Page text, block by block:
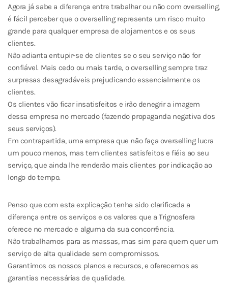
Agora já sabe a diferença entre trabalhar ou não com overselling,
é fácil perceber que o overselling representa um risco muito
grande para qualquer empresa de alojamentos e os seus
clientes.
Não adianta entupir-se de clientes se o seu serviço não for
confiável. Mais cedo ou mais tarde, o overselling sempre traz
surpresas desagradáveis prejudicando essencialmente os
clientes.
Os clientes vão ficar insatisfeitos e irão denegrir a imagem
dessa empresa no mercado (fazendo propaganda negativa dos
seus serviços).
Em contrapartida, uma empresa que não faça overselling lucra
um pouco menos, mas tem clientes satisfeitos e fiéis ao seu
serviço, que ainda lhe renderão mais clientes por indicação ao
longo do tempo.
Penso que com esta explicação tenha sido clarificada a
diferença entre os serviços e os valores que a Trignosfera
oferece no mercado e alguma da sua concorrência.
Não trabalhamos para as massas, mas sim para quem quer um
serviço de alta qualidade sem compromissos.
Garantimos os nossos planos e recursos, e oferecemos as
garantias necessárias de qualidade.